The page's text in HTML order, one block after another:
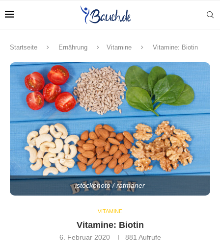
Startseite Ernährung Vitamine Vitamine: Biotin
istockphoto / ratmaner
VITAMINE
Vitamine: Biotin
6. Februar 2020 881 Aufrufe